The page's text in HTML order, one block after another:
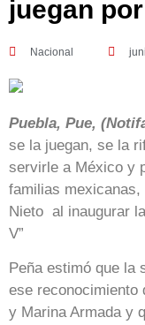
juegan
Nacional
Puebla, Pue,
se la juegan, se la
servirle a México y
familias mexicanas,
Nieto al inaugurar
V”
Peña estimó que la
ese reconocimiento
y Marina Armada y